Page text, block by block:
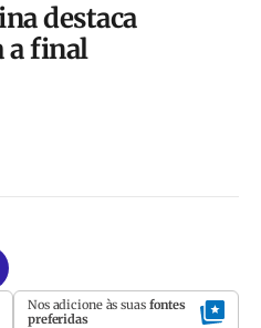
destaca
a final
Nos adicione às suas fontes
preferidas